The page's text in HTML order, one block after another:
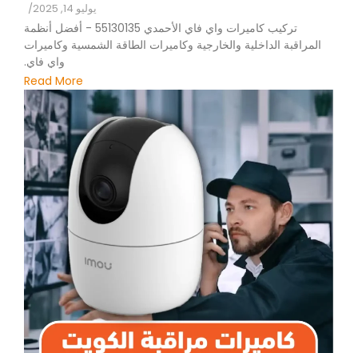
يوليو 14, 2025 /
تركيب كاميرات واي فاي الأحمدي 55130135 - أفضل أنظمة
المراقبة الداخلية والخارجية وكاميرات الطاقة الشمسية وكاميرات
واي فاي.
Read More